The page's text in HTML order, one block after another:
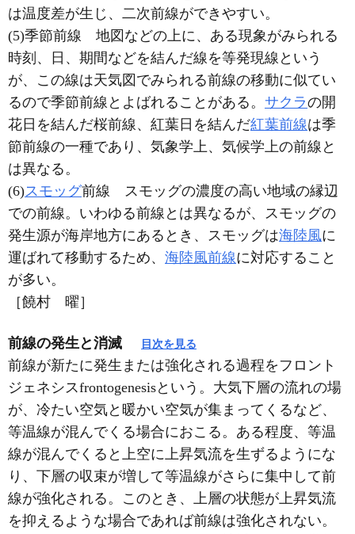
は温度差が生じ、二次前線ができやすい。
(5)季節前線 地図などの上に、ある現象がみられる
時刻、日、期間などを結んだ線を等発現線という
が、この線は天気図でみられる前線の移動に似てい
るので季節前線とよばれることがある。 サクラの開
花日を結んだ桜前線、紅葉日を結んだ紅葉前線は季
節前線の一種であり、気象学上、気候学上の前線と
は異なる。
(6)スモッグ前線 スモッグの濃度の高い地域の縁辺
での前線。いわゆる前線とは異なるが、スモッグの
発生源が海岸地方にあるとき、スモッグは海陸風に
運ばれて移動するため、 海陸風前線に対応すること
が多い。
［饒村 曜］
前線の発生と消滅 目次を見る
前線が新たに発生または強化される過程をフロント
ジェネシスfrontogenesisという。大気下層の流れの場
が、冷たい空気と暖かい空気が集まってくるなど、
等温線が混んでくる場合におこる。ある程度、等温
線が混んでくると上空に上昇気流を生ずるようにな
り、下層の収束が増して等温線がさらに集中して前
線が強化される。このとき、上層の状態が上昇気流
を抑えるような場合であれば前線は強化されない。